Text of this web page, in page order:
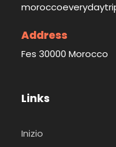
Address
Fes 30000 Morocco
Links
Inizio